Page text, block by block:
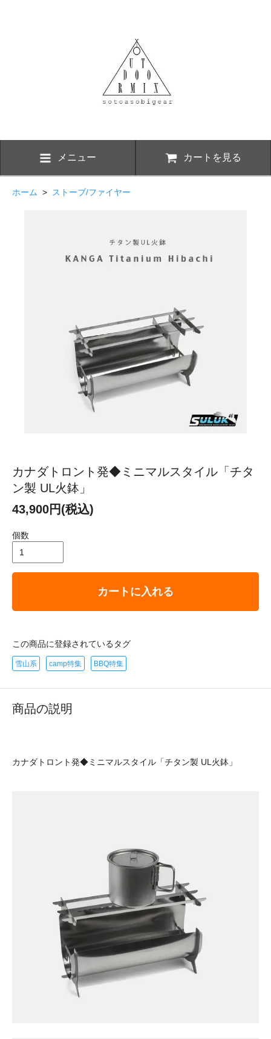
メニュー カートを見る
ホーム > ストーブ/ファイヤー
カナダトロント発◆ミニマルスタイル「チタ
ン製 UL火鉢」
43,900円(税込)
個数
カートに入れる
この商品に登録されているタグ
雪山系 camp特集 BBQ特集
商品の説明
カナダトロント発◆ミニマルスタイル「チタン製 UL火鉢」